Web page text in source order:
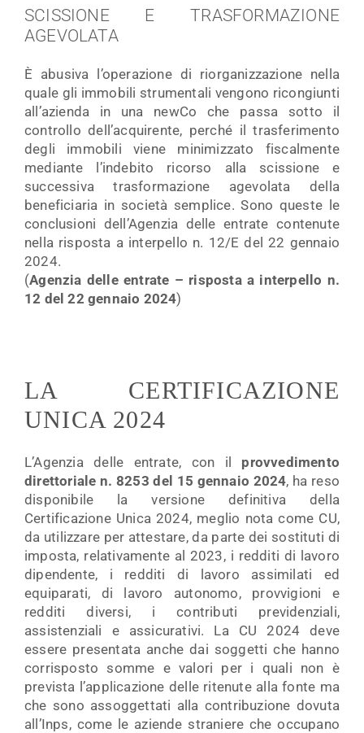
SCISSIONE E TRASFORMAZIONE
AGEVOLATA
È abusiva l’operazione di riorganizzazione nella
quale gli immobili strumentali vengono ricongiunti
all’azienda in una newCo che passa sotto il
controllo dell’acquirente, perché il trasferimento
degli immobili viene minimizzato fiscalmente
mediante l’indebito ricorso alla scissione e
successiva trasformazione agevolata della
beneficiaria in società semplice. Sono queste le
conclusioni dell’Agenzia delle entrate contenute
nella risposta a interpello n. 12/E del 22 gennaio
2024.
(Agenzia delle entrate – risposta a interpello n.
12 del 22 gennaio 2024)
LA CERTIFICAZIONE
UNICA 2024
L’Agenzia delle entrate, con il provvedimento
direttoriale n. 8253 del 15 gennaio 2024, ha reso
disponibile la versione definitiva della
Certificazione Unica 2024, meglio nota come CU,
da utilizzare per attestare, da parte dei sostituti di
imposta, relativamente al 2023, i redditi di lavoro
dipendente, i redditi di lavoro assimilati ed
equiparati, di lavoro autonomo, provvigioni e
redditi diversi, i contributi previdenziali,
assistenziali e assicurativi. La CU 2024 deve
essere presentata anche dai soggetti che hanno
corrisposto somme e valori per i quali non è
prevista l’applicazione delle ritenute alla fonte ma
che sono assoggettati alla contribuzione dovuta
all’Inps, come le aziende straniere che occupano